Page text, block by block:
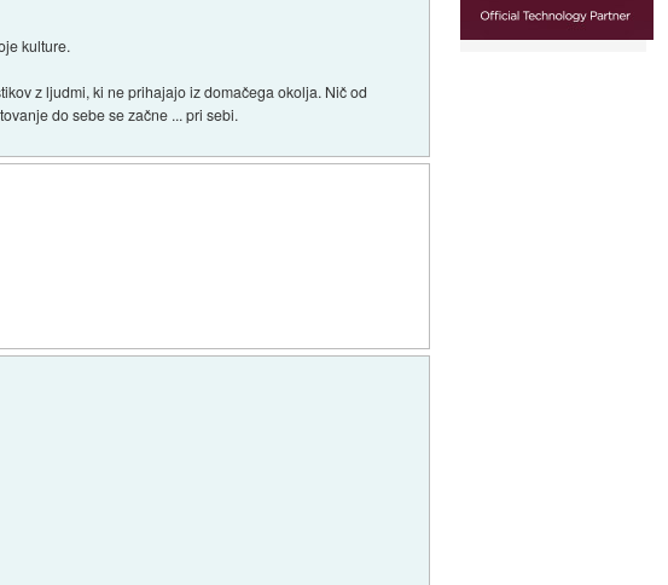
kulture.
z ljudmi, ki ne prihajajo iz domačega okolja. Nič od
do sebe se začne ... pri sebi.